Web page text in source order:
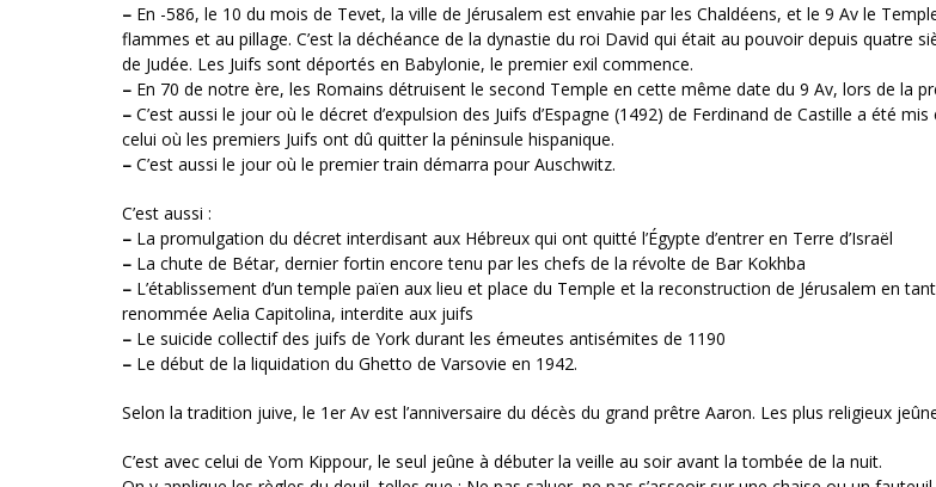
– En -586, le 10 du mois de Tevet, la ville de Jérusalem est envahie par les Chaldéens, et le 9 Av le
flammes et au pillage. C’est la déchéance de la dynastie du roi David qui était au pouvoir depuis quatre
de Judée. Les Juifs sont déportés en Babylonie, le premier exil commence.
– En 70 de notre ère, les Romains détruisent le second Temple en cette même date du 9 Av, lors de la
– C’est aussi le jour où le décret d’expulsion des Juifs d’Espagne (1492) de Ferdinand de Castille a été
celui où les premiers Juifs ont dû quitter la péninsule hispanique.
– C’est aussi le jour où le premier train démarra pour Auschwitz.
C’est aussi :
– La promulgation du décret interdisant aux Hébreux qui ont quitté l’Égypte d’entrer en Terre d’Israël
– La chute de Bétar, dernier fortin encore tenu par les chefs de la révolte de Bar Kokhba
– L’établissement d’un temple païen aux lieu et place du Temple et la reconstruction de Jérusalem en
renommée Aelia Capitolina, interdite aux juifs
– Le suicide collectif des juifs de York durant les émeutes antisémites de 1190
– Le début de la liquidation du Ghetto de Varsovie en 1942.
Selon la tradition juive, le 1er Av est l’anniversaire du décès du grand prêtre Aaron. Les plus religieux
C’est avec celui de Yom Kippour, le seul jeûne à débuter la veille au soir avant la tombée de la nuit.